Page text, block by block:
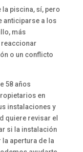
la piscina, sí, pero
anticiparse a los
más
reaccionar
o un conflicto
58 años
en
instalaciones y
quiere revisar el
si la instalación
apertura de la